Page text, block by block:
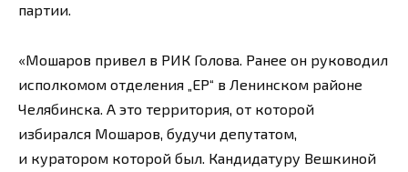
партии.
«Мошаров привел в РИК Голова. Ранее он руководил
исполкомом отделения „ЕР“ в Ленинском районе
Челябинска. А это территория, от которой
избирался Мошаров, будучи депутатом,
и куратором которой был. Кандидатуру Вешкиной